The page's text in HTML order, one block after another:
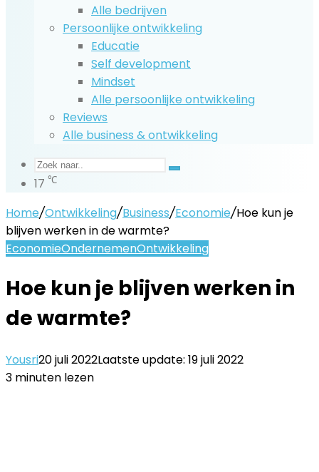
Alle bedrijven
Persoonlijke ontwikkeling
Educatie
Self development
Mindset
Alle persoonlijke ontwikkeling
Reviews
Alle business & ontwikkeling
Zoek
17 ℃
Home/Ontwikkeling/Business/Economie/Hoe kun je
blijven werken in de warmte?
EconomieOndernemenOntwikkeling
Hoe kun je blijven werken in
de warmte?
Yousri20 juli 2022Laatste update: 19 juli 2022
3 minuten lezen